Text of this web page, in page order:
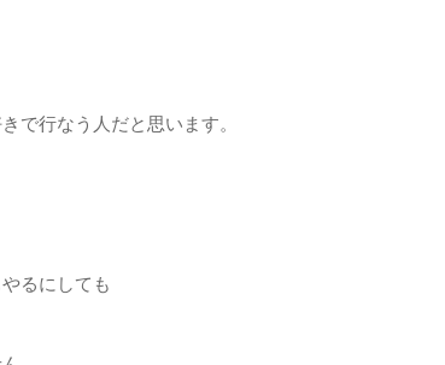
で行なう人だと思います。
るにしても